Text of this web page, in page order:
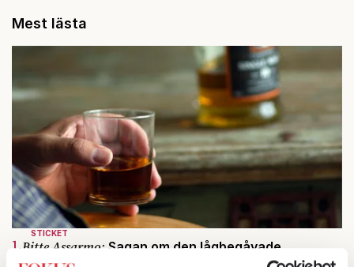
Mest lästa
STICKET
1.Bitte Assarmo: Sagan om den lågbegåvade